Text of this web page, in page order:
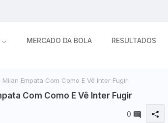
MERCADO DA BOLA RESULTADOS
Empata Com Como E Vê Inter Fugir
Com Como E Vê Inter Fugir
0